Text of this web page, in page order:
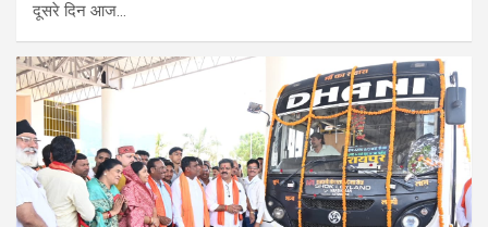
दूसरे दिन आज…